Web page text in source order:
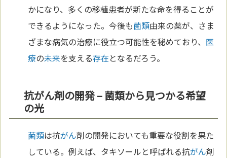
かになり、多くの移植患者が新たな命を得ることが
できるようになった。今後も菌類由来の薬が、さま
ざまな病気の治療に役立つ可能性を秘めており、 医
療の未来を支える存在となるだろう。
抗がん剤の開発 – 菌類から見つかる希望
の光
菌類は抗がん剤の開発においても重要な役割を果た
している。例えば、タキソールと呼ばれる抗がん剤